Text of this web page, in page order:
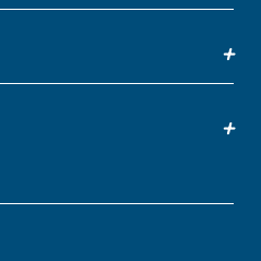
+
+